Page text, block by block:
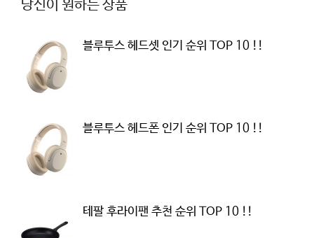
당신이 원하는 상품
블루투스 헤드셋 인기 순위 TOP 10 !!
블루투스 헤드폰 인기 순위 TOP 10 !!
테팔 후라이팬 추천 순위 TOP 10 !!